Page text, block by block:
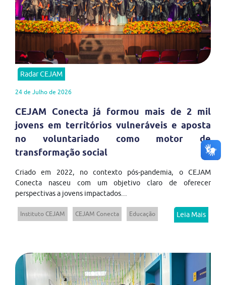
Radar CEJAM
24 de Julho de 2026
CEJAM Conecta já formou mais de 2 mil
jovens em territórios vulneráveis e aposta
no voluntariado como motor de
transformação social
Criado em 2022, no contexto pós-pandemia, o CEJAM
Conecta nasceu com um objetivo claro de oferecer
perspectivas a jovens impactados...
Instituto CEJAM CEJAM Conecta Educação Leia Mais